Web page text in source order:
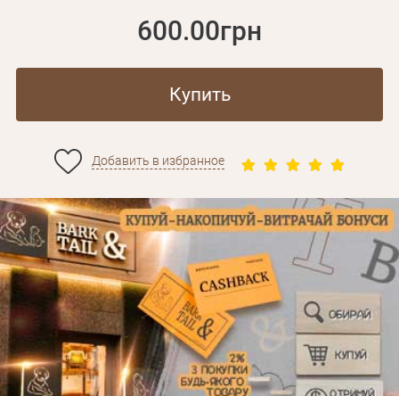
600.00грн
Купить
Добавить в избранное